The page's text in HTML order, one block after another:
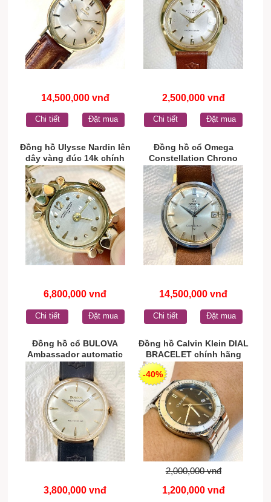
14,500,000 vnđ
Chi tiết Đặt mua
2,500,000 vnđ
Chi tiết Đặt mua
Đồng hồ Ulysse Nardin lên
dây vàng đúc 14k chính
hãng thụy Sĩ
6,800,000 vnđ
Chi tiết Đặt mua
Đồng hồ cổ Omega
Constellation Chrono
automatic chính hãng thụy
Sĩ
14,500,000 vnđ
Chi tiết Đặt mua
Đồng hồ cổ BULOVA
Ambassador automatic
siêu mỏng bọc vàng toàn
chính hãng Thụy Sĩ
3,800,000 vnđ
Đồng hồ Calvin Klein DIAL
BRACELET chính hãng
-40%
2,000,000 vnđ
1,200,000 vnđ